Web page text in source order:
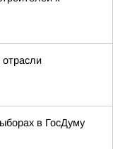
отрасли
в ГосДуму